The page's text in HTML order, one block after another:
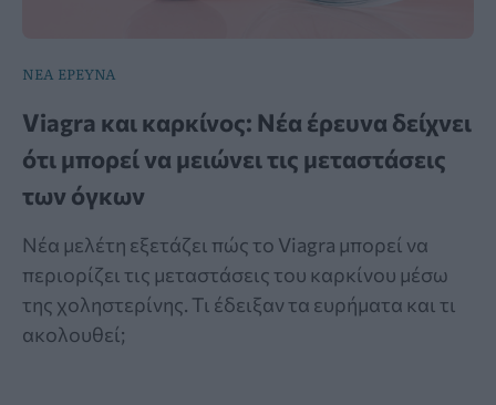
ΝΕΑ ΕΡΕΥΝΑ
Viagra και καρκίνος: Νέα έρευνα δείχνει
ότι μπορεί να μειώνει τις μεταστάσεις
των όγκων
Νέα μελέτη εξετάζει πώς το Viagra μπορεί να
περιορίζει τις μεταστάσεις του καρκίνου μέσω
της χοληστερίνης. Τι έδειξαν τα ευρήματα και τι
ακολουθεί;